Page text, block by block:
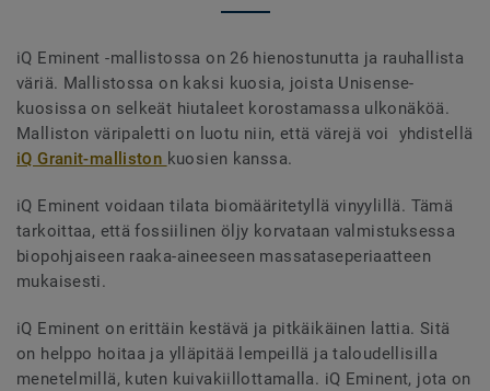
iQ Eminent -mallistossa on 26 hienostunutta ja rauhallista
väriä. Mallistossa on kaksi kuosia, joista Unisense-
kuosissa on selkeät hiutaleet korostamassa ulkonäköä.
Malliston väripaletti on luotu niin, että värejä voi yhdistellä
iQ Granit-malliston kuosien kanssa.
iQ Eminent voidaan tilata biomääritetyllä vinyylillä. Tämä
tarkoittaa, että fossiilinen öljy korvataan valmistuksessa
biopohjaiseen raaka-aineeseen massataseperiaatteen
mukaisesti.
iQ Eminent on erittäin kestävä ja pitkäikäinen lattia. Sitä
on helppo hoitaa ja ylläpitää lempeillä ja taloudellisilla
menetelmillä, kuten kuivakiillottamalla. iQ Eminent, jota on